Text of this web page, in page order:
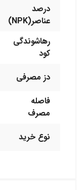
درصد
عناصر(NPK)
رهاشوندگی
کود
دز مصرفی
فاصله
مصرف
نوع خرید